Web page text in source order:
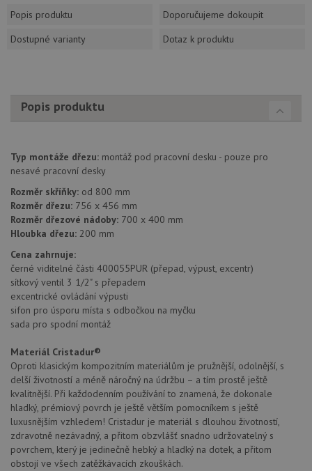
Popis produktu
Doporučujeme dokoupit
Dostupné varianty
Dotaz k produktu
Popis produktu
Typ montáže dřezu: montáž pod pracovní desku - pouze pro
nesavé pracovní desky
Rozměr skříňky: od 800 mm
Rozměr dřezu: 756 x 456 mm
Rozměr dřezové nádoby: 700 x 400 mm
Hloubka dřezu: 200 mm
Cena zahrnuje:
černé viditelné části 400055PUR (přepad, výpust, excentr)
sítkový ventil 3 1/2" s přepadem
excentrické ovládání výpusti
sifon pro úsporu místa s odbočkou na myčku
sada pro spodní montáž
Materiál Cristadur®
Oproti klasickým kompozitním materiálům je pružnější, odolnější, s
delší životností a méně náročný na údržbu – a tím prostě ještě
kvalitnější. Při každodenním používání to znamená, že dokonale
hladký, prémiový povrch je ještě větším pomocníkem s ještě
luxusnějším vzhledem! Cristadur je materiál s dlouhou životností,
zdravotně nezávadný, a přitom obzvlášť snadno udržovatelný s
povrchem, který je jedinečně hebký a hladký na dotek, a přitom
obstojí ve všech zatěžkávacích zkouškách.